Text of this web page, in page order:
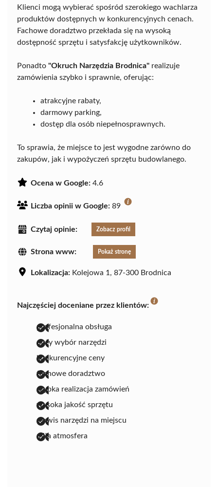
Klienci mogą wybierać spośród szerokiego wachlarza
produktów dostępnych w konkurencyjnych cenach.
Fachowe doradztwo przekłada się na wysoką
dostępność sprzętu i satysfakcję użytkowników.
Ponadto "Okruch Narzędzia Brodnica" realizuje
zamówienia szybko i sprawnie, oferując:
atrakcyjne rabaty,
darmowy parking,
dostęp dla osób niepełnosprawnych.
To sprawia, że miejsce to jest wygodne zarówno do
zakupów, jak i wypożyczeń sprzętu budowlanego.
Ocena w Google: 4.6
Liczba opinii w Google: 89
Czytaj opinie: Zobacz profil
Strona www: Pokaż stronę
Lokalizacja: Kolejowa 1, 87-300 Brodnica
Najczęściej doceniane przez klientów:
profesjonalna obsługa
duży wybór narzędzi
konkurencyjne ceny
fachowe doradztwo
szybka realizacja zamówień
wysoka jakość sprzętu
serwis narzędzi na miejscu
miła atmosfera